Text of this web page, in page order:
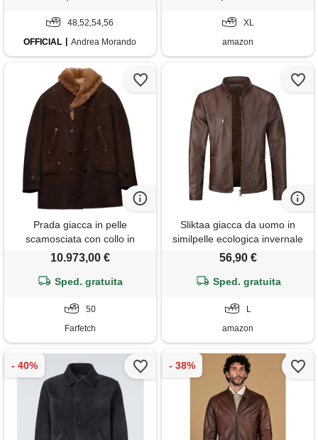
48,52,54,56
OFFICIAL
Andrea Morando
moto giacca militare
XL
amazon
Prada giacca in pelle
scamosciata con collo in
shearling - marrone
10.973,00 €
Sped. gratuita
50
Farfetch
Sliktaa giacca da uomo in
similpelle ecologica invernale
con collo alto di transizione
zippato cerniera casual giacca
b, l
56,90 €
Sped. gratuita
L
amazon